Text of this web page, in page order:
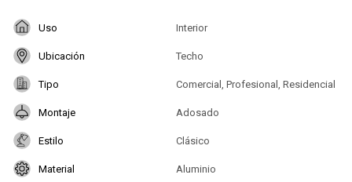
Uso Interior
Ubicación Techo
Tipo Comercial, Profesional, Residencial
Montaje Adosado
Estilo Clásico
Material Aluminio